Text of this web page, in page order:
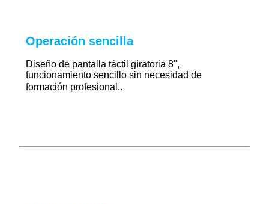
Operación sencilla
Diseño de pantalla táctil giratoria 8",
funcionamiento sencillo sin necesidad de
formación profesional..